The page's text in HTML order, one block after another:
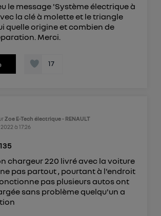
le message 'Système électrique à
la clé à molette et le triangle
quelle origine et combien de
Merci.
17
Zoe E-Tech électrique - RENAULT
à 17:26
chargeur 220 livré avec la voiture
pas partout , pourtant à l'endroit
pas plusieurs autos ont
sans problème quelqu'un a